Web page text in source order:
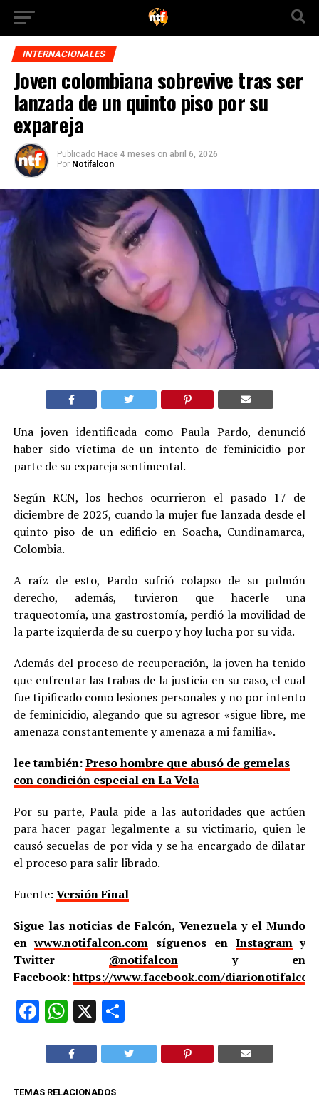
INTERNACIONALES
Joven colombiana sobrevive tras ser
lanzada de un quinto piso por su
expareja
Publicado Hace 4 meses on abril 6, 2026
Por Notifalcon
Una joven identificada como Paula Pardo, denunció
haber sido víctima de un intento de feminicidio por
parte de su expareja sentimental.
Según RCN, los hechos ocurrieron el pasado 17 de
diciembre de 2025, cuando la mujer fue lanzada desde el
quinto piso de un edificio en Soacha, Cundinamarca,
Colombia.
A raíz de esto, Pardo sufrió colapso de su pulmón
derecho, además, tuvieron que hacerle una
traqueotomía, una gastrostomía, perdió la movilidad de
la parte izquierda de su cuerpo y hoy lucha por su vida.
Además del proceso de recuperación, la joven ha tenido
que enfrentar las trabas de la justicia en su caso, el cual
fue tipificado como lesiones personales y no por intento
de feminicidio, alegando que su agresor «sigue libre, me
amenaza constantemente y amenaza a mi familia».
lee también:Preso hombre que abusó de gemelas
con condición especial en La Vela
Por su parte, Paula pide a las autoridades que actúen
para hacer pagar legalmente a su victimario, quien le
causó secuelas de por vida y se ha encargado de dilatar
el proceso para salir librado.
Fuente: Versión Final
Sigue las noticias de Falcón, Venezuela y el Mundo
enwww.notifalcon.com síguenos en Instagramy
Twitter @notifalcony en
Facebook:https://www.facebook.com/
Facebook
WhatsApp
X Compartir
TEMAS RELACIONADOS